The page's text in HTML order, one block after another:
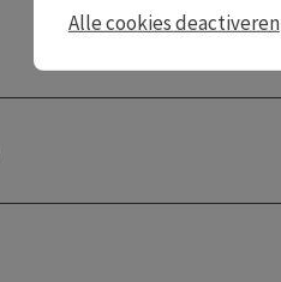
Alle cookies deactiveren